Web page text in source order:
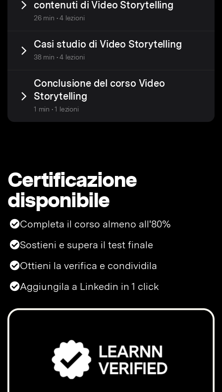
contenuti di Video Storytelling
26 min • 4 lezioni
Casi studio di Video Storytelling
38 min • 4 lezioni
Conclusione del corso Video
Storytelling
1 min • 1 lezioni
Certificazione
disponibile
Completa il corso almeno all'80%
Sostieni e supera il test finale
Ottieni la verifica e condividila
Aggiungila a Linkedin in 1 click